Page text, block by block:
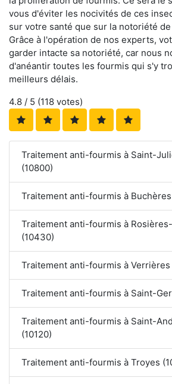
vous d'éviter les nocivités de ces
sur votre santé que sur la notoriété
Grâce à l'opération de nos experts,
garder intacte sa notoriété, car nous
d'anéantir toutes les fourmis qui s'y
meilleurs délais.
4.8 / 5 (118 votes)
Traitement anti-fourmis à Saint-
(10800)
Traitement anti-fourmis à Buchères
Traitement anti-fourmis à
(10430)
Traitement anti-fourmis à Verrières
Traitement anti-fourmis à Saint-
Traitement anti-fourmis à Saint-
(10120)
Traitement anti-fourmis à Troyes